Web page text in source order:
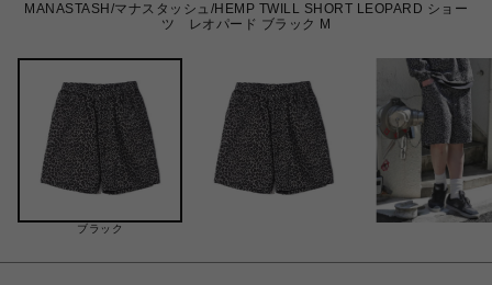
MANASTASH/マナスタッシュ/HEMP TWILL SHORT LEOPARD ショー
ツ レオパード ブラック M
ブラック